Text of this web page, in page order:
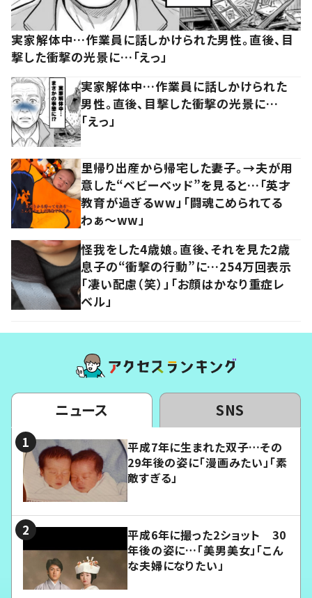
実家解体中…作業員に話しかけられた男性。直後、目
撃した衝撃の光景に…「えっ」
実家解体中…作業員に話しかけられた
男性。直後、目撃した衝撃の光景に…
「えっ」
里帰り出産から帰宅した妻子。→夫が用
意した“ベビーベッド”を見ると…「英才
教育が過ぎるww」「闘魂こめられてる
わぁ～ww」
怪我をした4歳娘。直後、それを見た2歳
息子の“衝撃の行動”に…254万回表示
「凄い配慮（笑）」「お顔はかなり重症レ
ベル」
ニュース SNS
平成7年に生まれた双子…その
29年後の姿に「漫画みたい」「素
敵すぎる」
平成6年に撮った2ショット 30
年後の姿に…「美男美女」「こん
な夫婦になりたい」